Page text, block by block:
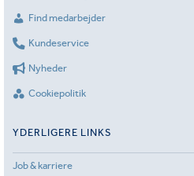
Find medarbejder
Kundeservice
Nyheder
Cookiepolitik
YDERLIGERE LINKS
Job & karriere